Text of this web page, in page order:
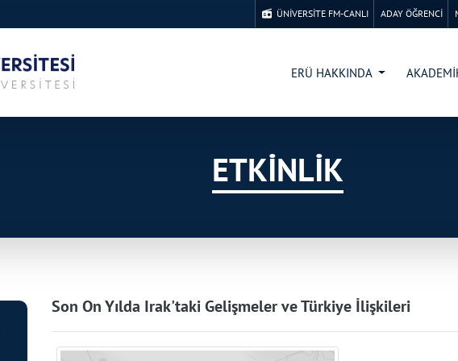
ÜNİVERSİTE FM-CANLI ADAY ÖĞRENCİ
ERÜ HAKKINDA
ETKİNLİK
Son On Yılda Irak'taki Gelişmeler ve Türkiye İlişkileri